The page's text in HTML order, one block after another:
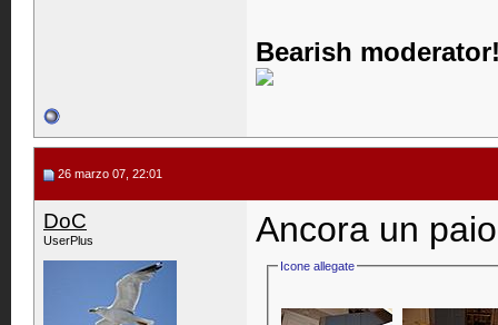
Bearish
26 marzo 07, 22:01
DoC
UserPlus Ancora un
Icone allegate